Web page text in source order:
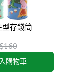
存錢筒
購物車